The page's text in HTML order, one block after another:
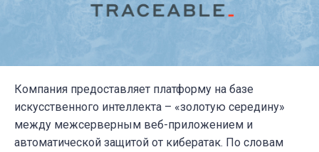
Компания предоставляет платформу на базе
искусственного интеллекта – «золотую середину»
между межсерверным веб-приложением и
автоматической защитой от кибератак. По словам